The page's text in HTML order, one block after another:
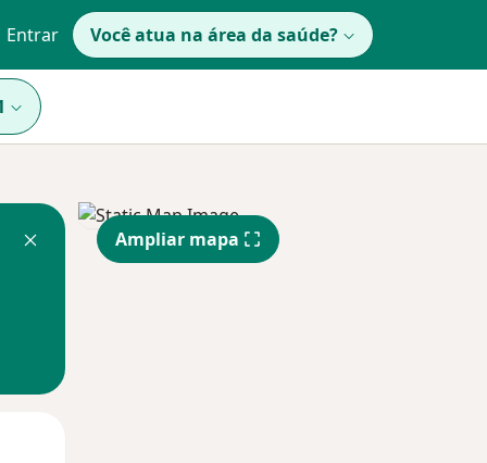
Entrar Você atua na área da saúde?
Ampliar mapa